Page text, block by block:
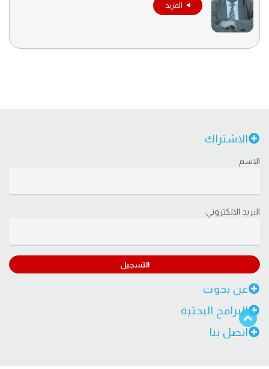
المزيد
الاشتراك
الاسم
البريد الالكتروني
التسجيل
عن بحوث
البرامج البحثية
اتصل بنا